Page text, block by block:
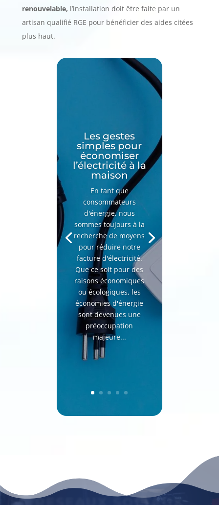
renouvelable, l’installation doit être faite par un
artisan qualifié RGE pour bénéficier des aides citées
plus haut.
Les gestes
simples pour
économiser
l’électricité à la
maison
En tant que
consommateurs
d'énergie, nous
sommes toujours à la
recherche de moyens
pour réduire notre
facture d'électricité.
Que ce soit pour des
raisons économiques
ou écologiques, les
économies d'énergie
sont devenues une
préoccupation
majeure...